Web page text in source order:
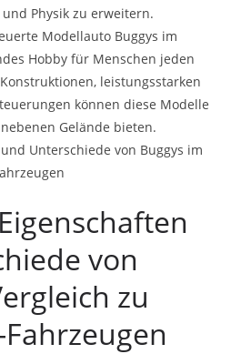
Physik zu erweitern.
Modellauto Buggys im
Hobby für Menschen jeden
leistungsstarken
können diese Modelle
Gelände bieten.
Unterschiede von Buggys im
von
zu